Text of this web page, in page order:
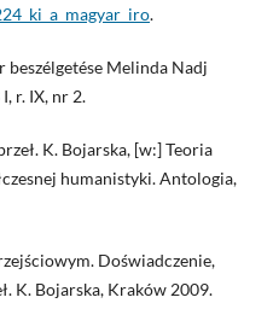
.
beszélgetése Melinda Nadj
r. IX, nr 2.
K. Bojarska, [w:] Teoria
humanistyki. Antologia,
Doświadczenie,
K. Bojarska, Kraków 2009.